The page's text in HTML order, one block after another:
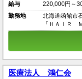
給与
220,000円～
勤務地
北海道函館市
「ＨＡＩＲ
医療法人 鴻仁会